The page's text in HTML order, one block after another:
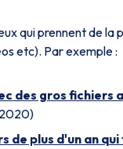
qui prennent de la
etc). Par exemple :
des gros fichiers
de plus d'un an